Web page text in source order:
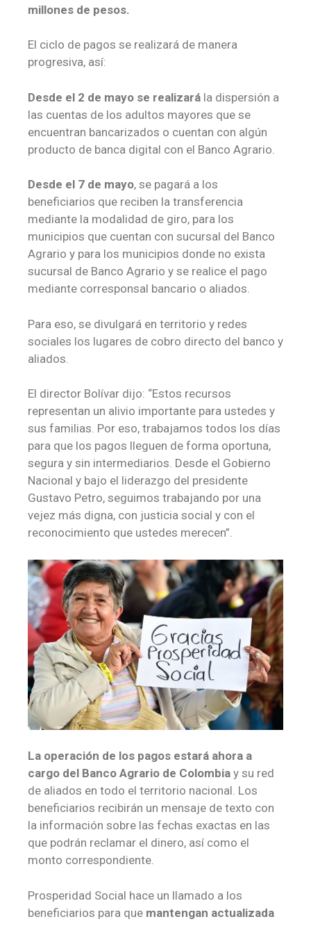
millones de pesos.
El ciclo de pagos se realizará de manera
progresiva, así:
Desde el 2 de mayo se realizará la dispersión a
las cuentas de los adultos mayores que se
encuentran bancarizados o cuentan con algún
producto de banca digital con el Banco Agrario.
Desde el 7 de mayo, se pagará a los
beneficiarios que reciben la transferencia
mediante la modalidad de giro, para los
municipios que cuentan con sucursal del Banco
Agrario y para los municipios donde no exista
sucursal de Banco Agrario y se realice el pago
mediante corresponsal bancario o aliados.
Para eso, se divulgará en territorio y redes
sociales los lugares de cobro directo del banco y
aliados.
El director Bolívar dijo: “Estos recursos
representan un alivio importante para ustedes y
sus familias. Por eso, trabajamos todos los días
para que los pagos lleguen de forma oportuna,
segura y sin intermediarios. Desde el Gobierno
Nacional y bajo el liderazgo del presidente
Gustavo Petro, seguimos trabajando por una
vejez más digna, con justicia social y con el
reconocimiento que ustedes merecen”.
La operación de los pagos estará ahora a
cargo del Banco Agrario de Colombia y su red
de aliados en todo el territorio nacional. Los
beneficiarios recibirán un mensaje de texto con
la información sobre las fechas exactas en las
que podrán reclamar el dinero, así como el
monto correspondiente.
Prosperidad Social hace un llamado a los
beneficiarios para que mantengan actualizada